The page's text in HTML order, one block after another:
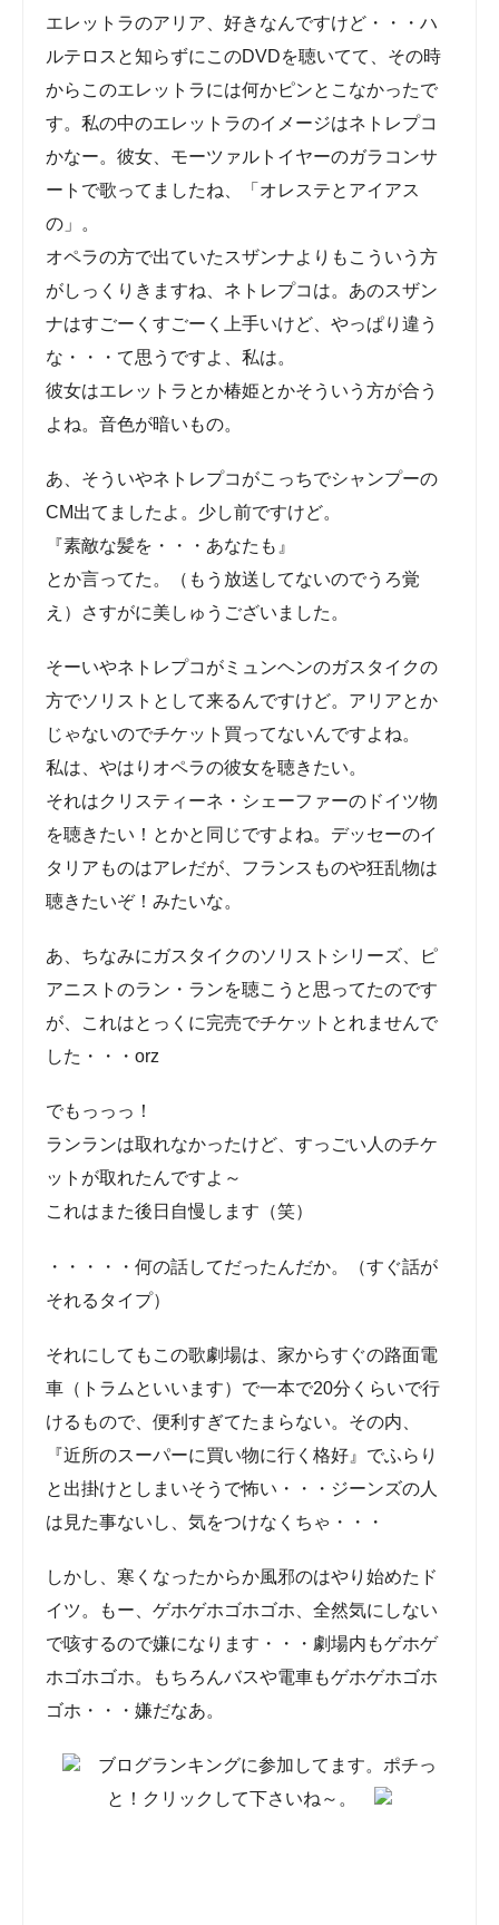
エレットラのアリア、好きなんですけど・・・ハ
ルテロスと知らずにこのDVDを聴いてて、その時
からこのエレットラには何かピンとこなかったで
す。私の中のエレットラのイメージはネトレプコ
かなー。彼女、モーツァルトイヤーのガラコンサ
ートで歌ってましたね、「オレステとアイアス
の」。
オペラの方で出ていたスザンナよりもこういう方
がしっくりきますね、ネトレプコは。あのスザン
ナはすごーくすごーく上手いけど、やっぱり違う
な・・・て思うですよ、私は。
彼女はエレットラとか椿姫とかそういう方が合う
よね。音色が暗いもの。
あ、そういやネトレプコがこっちでシャンプーの
CM出てましたよ。少し前ですけど。
『素敵な髪を・・・あなたも』
とか言ってた。（もう放送してないのでうろ覚
え）さすがに美しゅうございました。
そーいやネトレプコがミュンヘンのガスタイクの
方でソリストとして来るんですけど。アリアとか
じゃないのでチケット買ってないんですよね。
私は、やはりオペラの彼女を聴きたい。
それはクリスティーネ・シェーファーのドイツ物
を聴きたい！とかと同じですよね。デッセーのイ
タリアものはアレだが、フランスものや狂乱物は
聴きたいぞ！みたいな。
あ、ちなみにガスタイクのソリストシリーズ、ピ
アニストのラン・ランを聴こうと思ってたのです
が、これはとっくに完売でチケットとれませんで
した・・・orz
でもっっっ！
ランランは取れなかったけど、すっごい人のチケ
ットが取れたんですよ～
これはまた後日自慢します（笑）
・・・・・何の話してだったんだか。（すぐ話が
それるタイプ）
それにしてもこの歌劇場は、家からすぐの路面電
車（トラムといいます）で一本で20分くらいで行
けるもので、便利すぎてたまらない。その内、
『近所のスーパーに買い物に行く格好』でふらり
と出掛けとしまいそうで怖い・・・ジーンズの人
は見た事ないし、気をつけなくちゃ・・・
しかし、寒くなったからか風邪のはやり始めたド
イツ。もー、ゲホゲホゴホゴホ、全然気にしない
で咳するので嫌になります・・・劇場内もゲホゲ
ホゴホゴホ。もちろんバスや電車もゲホゲホゴホ
ゴホ・・・嫌だなあ。
ブログランキングに参加してます。ポチっ
と！クリックして下さいね～。